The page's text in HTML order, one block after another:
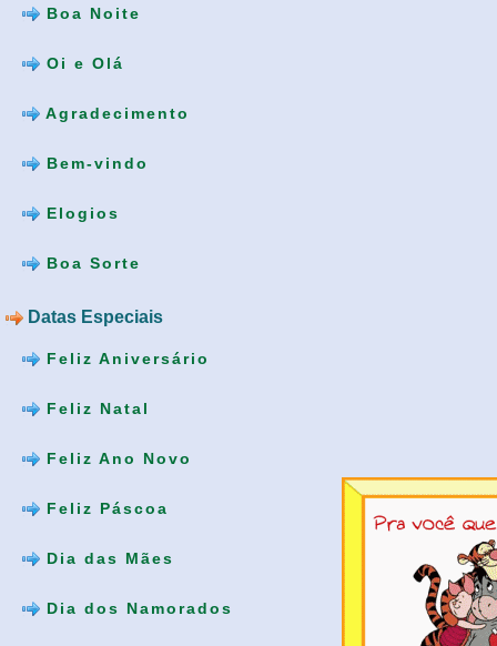
Boa Noite
Oi e Olá
Agradecimento
Bem-vindo
Elogios
Boa Sorte
Datas Especiais
Feliz Aniversário
Feliz Natal
Feliz Ano Novo
Feliz Páscoa
Dia das Mães
Dia dos Namorados